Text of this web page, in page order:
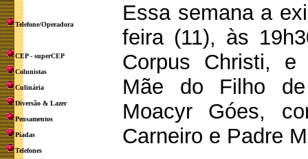
Telefone/Operadora
CEP - superCEP
Colunistas
Culinária
Diversão & Lazer
Pensamentos
Piadas
Telefones
Essa semana a
feira (11), às
Corpus Christi,
Mãe do Filho
Moacyr Góes,
Carneiro e Padre